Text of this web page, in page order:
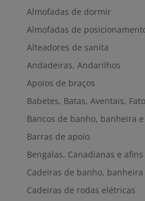
Almofadas de dormir
Almofadas de
Alteadores de sanita
Andadeiras, Andarilhos
Apoios de braços
Babetes, Batas, Aventais,
Bancos de banho, banheira
Barras de apoio
Bengalas, Canadianas e afins
Cadeiras de banho,
Cadeiras de rodas elétricas